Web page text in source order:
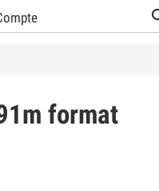
format